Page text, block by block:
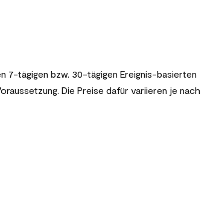
7-tägigen bzw. 30-tägigen Ereignis-basierten
Die Preise dafür variieren je nach